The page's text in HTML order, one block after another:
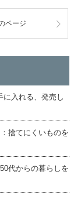
ページ
に入れる、発売し
捨てにくいものを
代からの暮らしを